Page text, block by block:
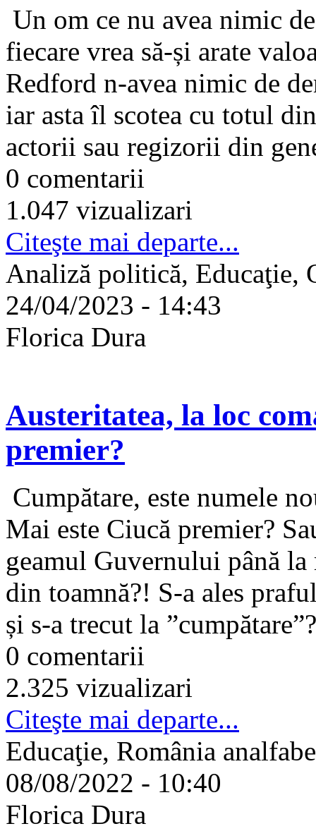
Un om ce nu avea nimic
fiecare vrea să-și arate
Redford n-avea nimic de
iar asta îl scotea cu totul
actorii sau regizorii din
0 comentarii
1.047 vizualizari
Citeşte mai departe...
Analiză politică, Educaţie,
24/04/2023 - 14:43
Florica Dura
Austeritatea, la loc
premier?
Cumpătare, este numele
Mai este Ciucă premier?
geamul Guvernului până
din toamnă?! S-a ales
și s-a trecut la
0 comentarii
2.325 vizualizari
Citeşte mai departe...
Educaţie, România
08/08/2022 - 10:40
Florica Dura